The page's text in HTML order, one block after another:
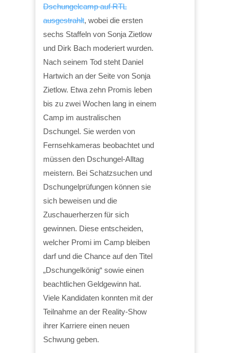
Dschungelcamp auf RTL
ausgestrahlt, wobei die ersten
sechs Staffeln von Sonja Zietlow
und Dirk Bach moderiert wurden.
Nach seinem Tod steht Daniel
Hartwich an der Seite von Sonja
Zietlow. Etwa zehn Promis leben
bis zu zwei Wochen lang in einem
Camp im australischen
Dschungel. Sie werden von
Fernsehkameras beobachtet und
müssen den Dschungel-Alltag
meistern. Bei Schatzsuchen und
Dschungelprüfungen können sie
sich beweisen und die
Zuschauerherzen für sich
gewinnen. Diese entscheiden,
welcher Promi im Camp bleiben
darf und die Chance auf den Titel
„Dschungelkönig“ sowie einen
beachtlichen Geldgewinn hat.
Viele Kandidaten konnten mit der
Teilnahme an der Reality-Show
ihrer Karriere einen neuen
Schwung geben.